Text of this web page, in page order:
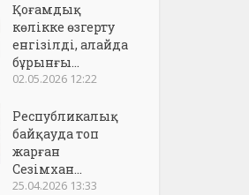
Қоғамдық
көлікке өзгерту
енгізілді, алайда
бұрынғы...
02.05.2026 12:22
Республикалық
байқауда топ
жарған
Сезімхан...
25.04.2026 13:33